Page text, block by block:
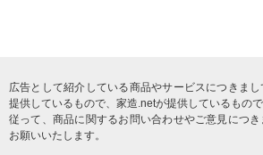
広告として紹介している商品やサービスにつきま
提供しているもので、家造.netが提供しているもので
従って、商品に関するお問い合わせやご意見につ
お願いいたします。